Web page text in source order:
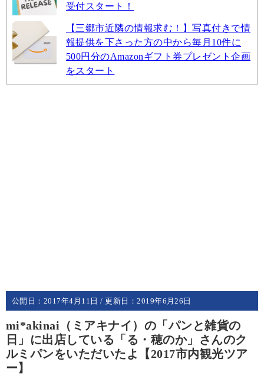
受付スタート！
【三郷市近隣の情報求む！】写真付きで情
報提供を下さった方の中から毎月10件に
500円分のAmazonギフト券プレゼント企画
をスタート
公開日： 2017年4月11日 / 更新日：2019年6月26日
mi*akinai（ミアキナイ）の「パンと雑貨の
日」に出店している「る・穂のか」さんのク
ルミパンをいただいたよ【2017市内観光ツア
ー】